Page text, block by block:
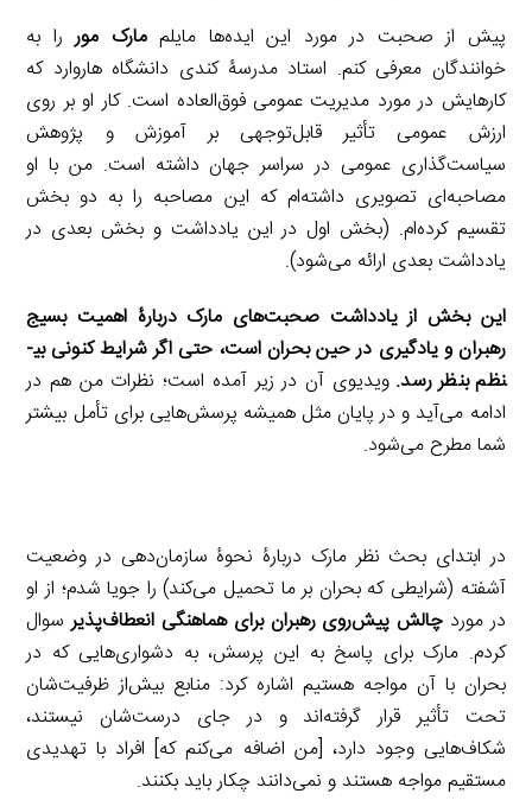
پیش از صحبت در مورد این ایده‌ها مایلممارک موررا به
خوانندگان معرفی کنم. استاد مدرسۀ کندی دانشگاه هاروارد که
کارهایش در مورد مدیریت عمومی فوق‌العاده است. کار او بر روی
ارزش عمومی تأثیر قابل‌توجهی بر آموزش و پژوهش
سیاست‌گذاری عمومی در سراسر جهان داشته است. من با او
مصاحبه‌ای تصویری داشته‌ام که این مصاحبه را به دو بخش
تقسیم کرده‌ام. (بخش اول در این یادداشت و بخش بعدی در
یادداشت بعدی ارائه می‌شود).
این بخش از یادداشت صحبت‌های مارک دربارۀ اهمیت بسیج
رهبران و یادگیری در حین بحران است، حتی اگر شرایط کنونی بی­
نظم بنظر رسد.ویدیوی آن در زیر آمده است؛ نظرات من هم در
ادامه می‌آید و در پایان مثل همیشه پرسش‌هایی برای تأمل بیشتر
شما مطرح می‌شود.
در ابتدای بحث نظر مارک دربارۀ نحوۀ سازمان‌دهی در وضعیت
آشفته (شرایطی که بحران بر ما تحمیل می‌کند) را جویا شدم؛ از او
در مورد چالش پیش‌روی رهبران برای هماهنگی انعطاف‌پذیرسوال
کردم. مارک برای پاسخ به این پرسش، به دشواری‌هایی که در
بحران با آن مواجه هستیم اشاره کرد: منابع بیش‌از ظرفیت‌شان
تحت تأثیر قرار گرفته‌اند و در جای درست‌شان نیستند،
شکاف‌هایی وجود دارد، [من اضافه می‌کنم که] افراد با تهدیدی
مستقیم مواجه هستند و نمی‌دانند چکار باید بکنند.